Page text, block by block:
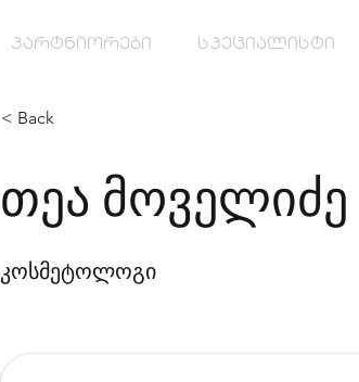
პარტნიორები სპეციალისტი
< Back
თეა მოველიძე
კოსმეტოლოგი